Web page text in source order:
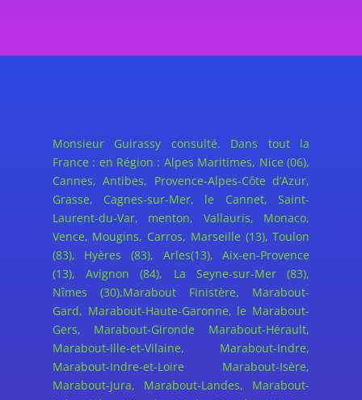
Monsieur Guirassy consulté. Dans tout la
France : en Région : Alpes Maritimes, Nice (06),
Cannes, Antibes, Provence-Alpes-Côte d’Azur,
Grasse, Cagnes-sur-Mer, le Cannet, Saint-
Laurent-du-Var, menton, Vallauris, Monaco,
Vence, Mougins, Carros, Marseille (13), Toulon
(83), Hyères (83), Arles(13), Aix-en-Provence
(13), Avignon (84), La Seyne-sur-Mer (83),
Nîmes (30),Marabout Finistère, Marabout-
Gard, Marabout-Haute-Garonne, le Marabout-
Gers, Marabout-Gironde Marabout-Hérault,
Marabout-Ille-et-Vilaine, Marabout-Indre,
Marabout-Indre-et-Loire Marabout-Isère,
Marabout-Jura, Marabout-Landes, Marabout-